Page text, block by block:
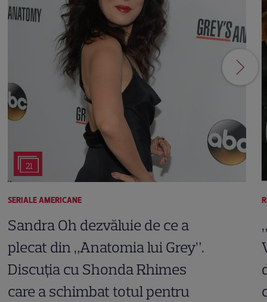
21
SERIALE AMERICANE
Sandra Oh dezvăluie de ce a
plecat din „Anatomia lui Grey”.
Discuția cu Shonda Rhimes
care a schimbat totul pentru